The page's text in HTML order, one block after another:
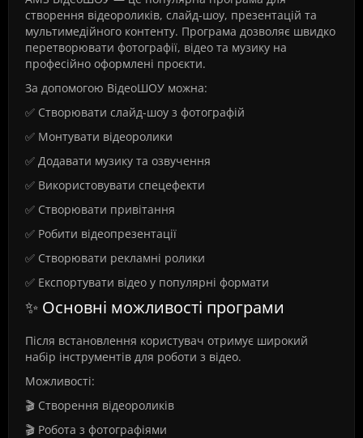
створення відеороликів, слайд-шоу, презентацій та
мультимедійного контенту. Програма дозволяє швидко
перетворювати фотографії, відео та музику на
професійно оформлені проєкти.
За допомогою ВідеоШОУ можна:
✅ Створювати слайд-шоу з фотографій
✅ Монтувати відеоролики
✅ Додавати музику та озвучення
✅ Використовувати спецефекти
✅ Створювати привітання
✅ Робити відеопрезентації
✅ Створювати рекламні ролики
✅ Експортувати відео у популярні формати
✨ Основні можливості програми
Після встановлення користувач отримує широкий
набір інструментів для роботи з відео.
Можливості:
🎬 Створення відеороликів
🎬 Робота з фотографіями